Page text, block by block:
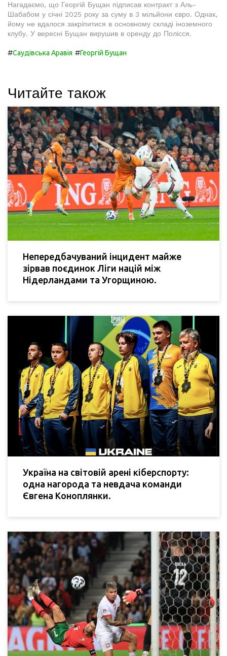
Нагадаємо, що Георгій Бущан підписав контракт з Аль-
Шабабом у січні 2025 року за суму в 3 мільйони євро. Однак,
йому не вдалося закріпитися в основному складі іноземного
клубу. У вересні Бущан вирушив в оренду до Полісся.
#Саудівська Аравія #Георгій Бущан
Читайте також
Непередбачуваний інцидент майже
зірвав поєдинок Ліги націй між
Нідерландами та Угорщиною.
Україна на світовій арені кіберспорту:
одна нагорода та невдача команди
Євгена Коноплянки.